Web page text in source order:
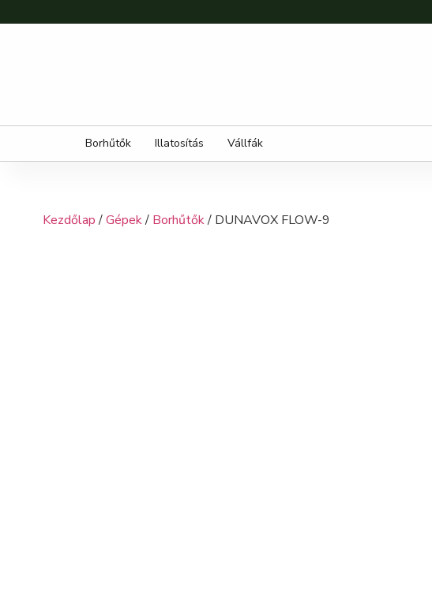
Borhűtők Illatosítás Vállfák
Kezdőlap/Gépek/ Borhűtők/ DUNAVOX FLOW-9